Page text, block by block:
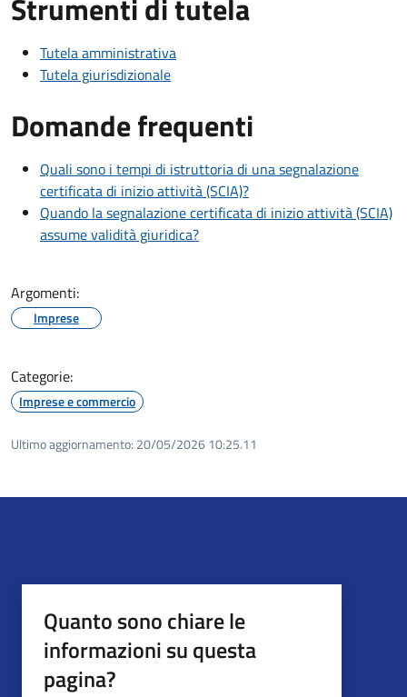
Strumenti di tutela
Tutela amministrativa
Tutela giurisdizionale
Domande frequenti
Quali sono i tempi di istruttoria di una segnalazione
certificata di inizio attività (SCIA)?
Quando la segnalazione certificata di inizio attività (SCIA)
assume validità giuridica?
Argomenti:
Imprese
Categorie:
Imprese e commercio
Ultimo aggiornamento: 20/05/2026 10:25.11
Quanto sono chiare le
informazioni su questa
pagina?